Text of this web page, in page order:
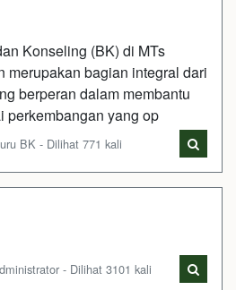
Konseling (BK) di MTs
merupakan bagian integral dari
berperan dalam membantu
perkembangan yang op
BK - Dilihat 771 kali
- Dilihat 3101 kali